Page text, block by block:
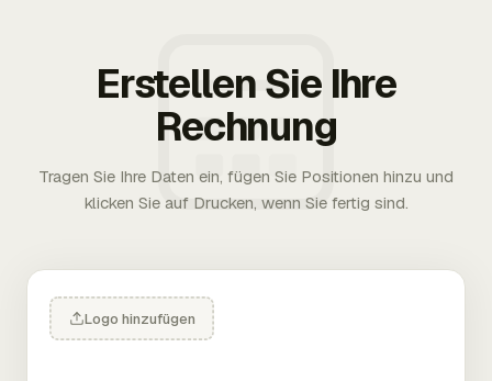
Erstellen Sie Ihre
Rechnung
Tragen Sie Ihre Daten ein, fügen Sie Positionen hinzu und
klicken Sie auf Drucken, wenn Sie fertig sind.
Logo hinzufügen